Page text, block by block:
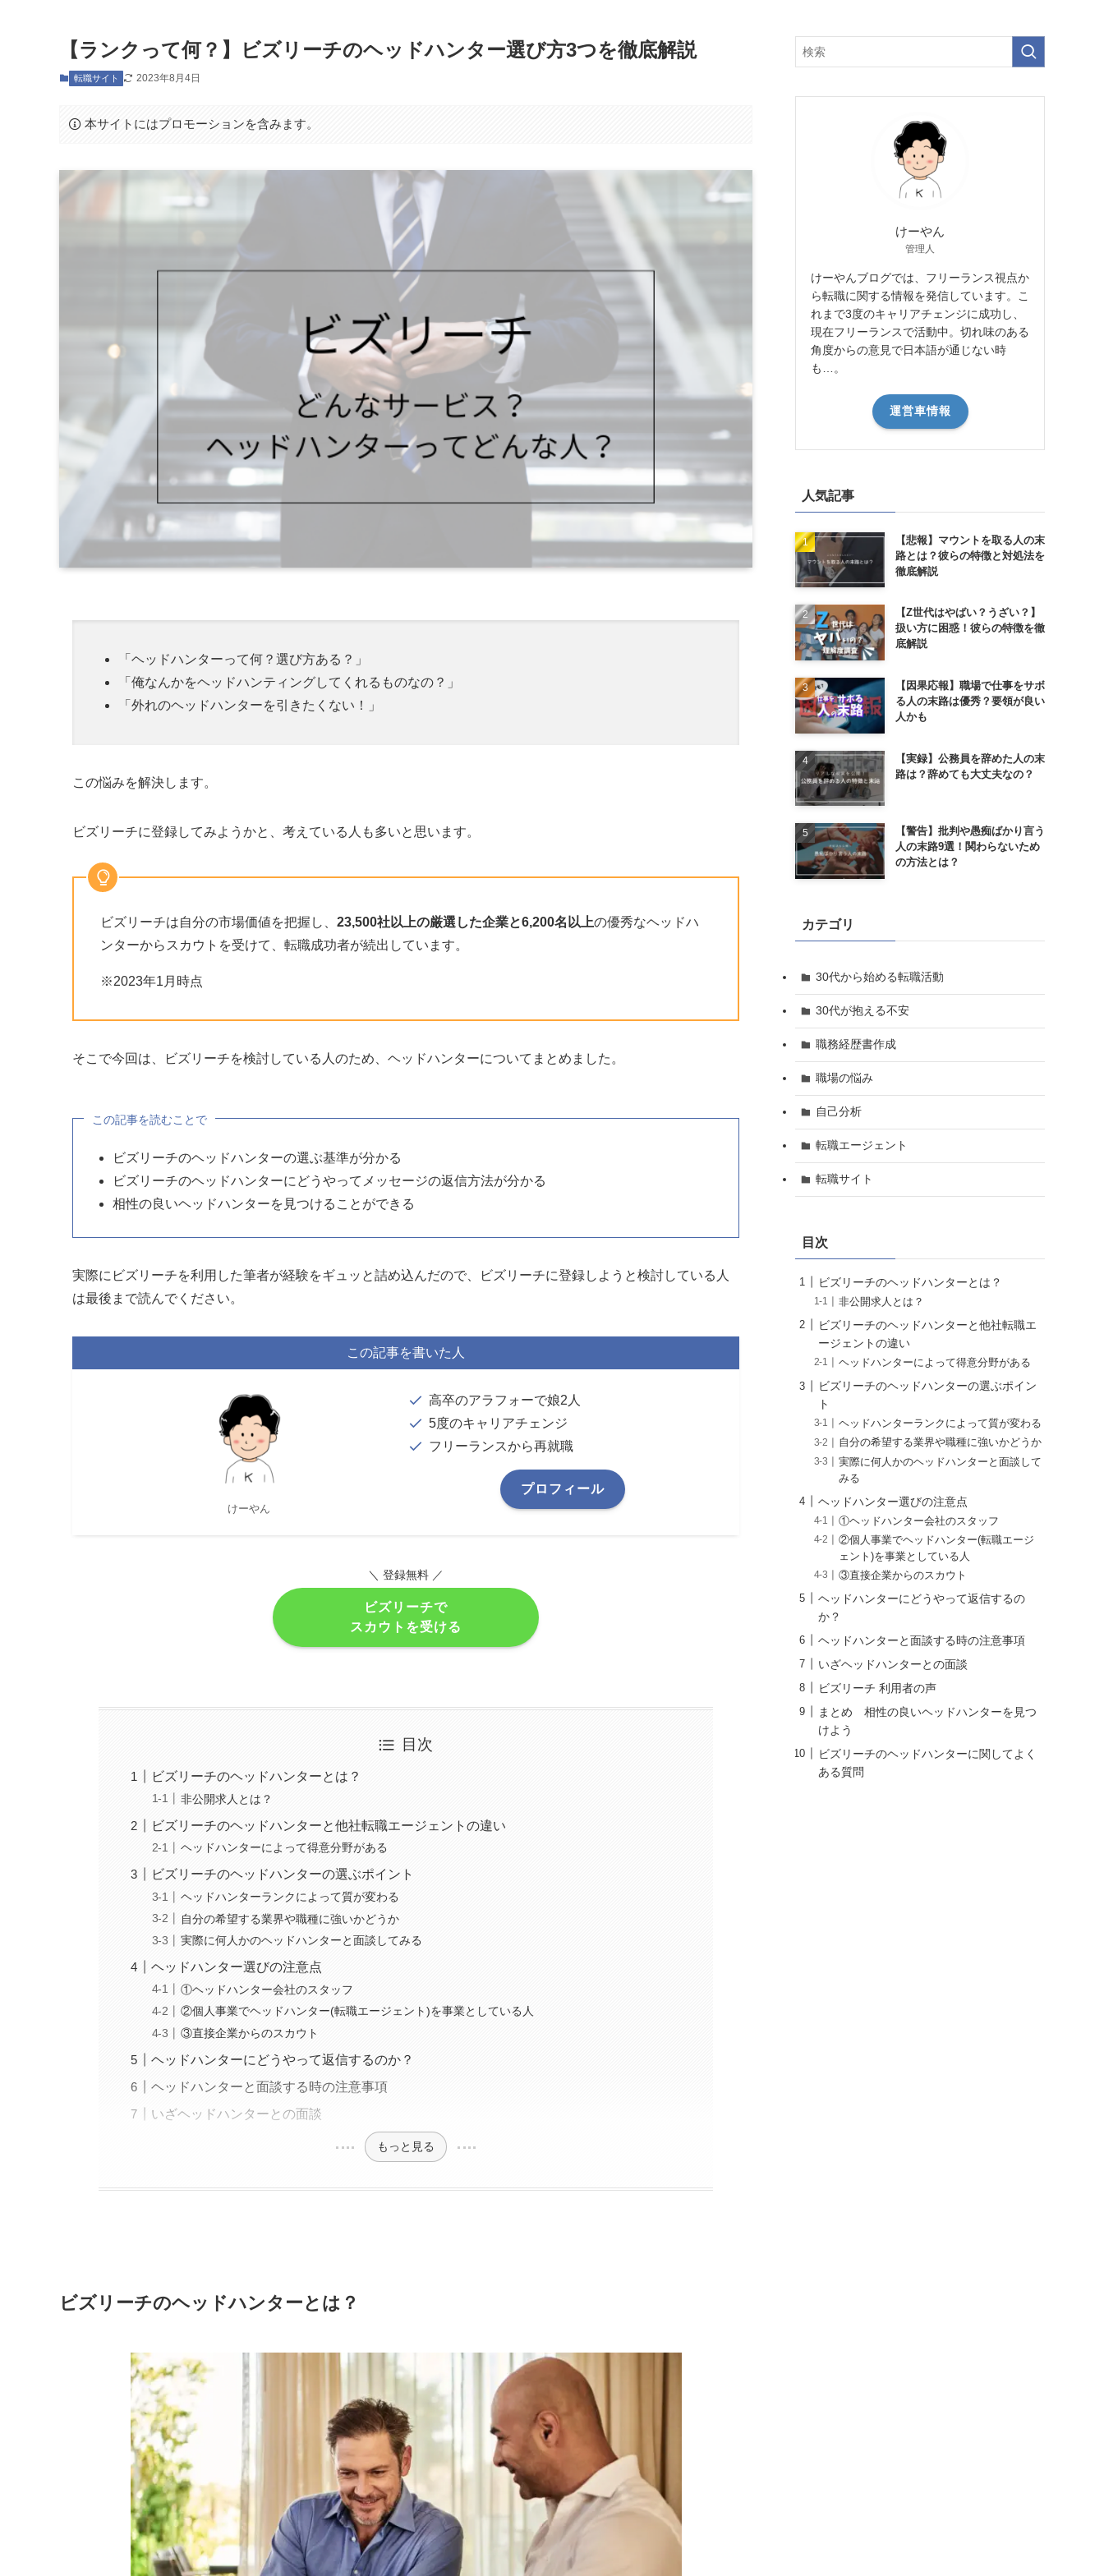
【ランクって何？】ビズリーチのヘッドハンター選び方3つを徹底解説
転職サイト 2023年8月4日
本サイトにはプロモーションを含みます。
「ヘッドハンターって何？選び方ある？」
「俺なんかをヘッドハンティングしてくれるものなの？」
「外れのヘッドハンターを引きたくない！」
この悩みを解決します。
ビズリーチに登録してみようかと、考えている人も多いと思います。
ビズリーチは自分の市場価値を把握し、 23,500社以上の厳選した企業と6,200名以上の優秀なヘッドハ
ンターからスカウトを受けて、転職成功者が続出しています。
※2023年1月時点
そこで今回は、ビズリーチを検討している人のため、ヘッドハンターについてまとめました。
この記事を読むことで
ビズリーチのヘッドハンターの選ぶ基準が分かる
ビズリーチのヘッドハンターにどうやってメッセージの返信方法が分かる
相性の良いヘッドハンターを見つけることができる
実際にビズリーチを利用した筆者が経験をギュッと詰め込んだので、ビズリーチに登録しようと検討している人
は最後まで読んでください。
この記事を書いた人
けーやん
高卒のアラフォーで娘2人
5度のキャリアチェンジ
フリーランスから再就職
プロフィール
＼ 登録無料 ／
ビズリーチで
スカウトを受ける
目次
ビズリーチのヘッドハンターとは？
非公開求人とは？
ビズリーチのヘッドハンターと他社転職エージェントの違い
ヘッドハンターによって得意分野がある
ビズリーチのヘッドハンターの選ぶポイント
ヘッドハンターランクによって質が変わる
自分の希望する業界や職種に強いかどうか
実際に何人かのヘッドハンターと面談してみる
ヘッドハンター選びの注意点
①ヘッドハンター会社のスタッフ
②個人事業でヘッドハンター(転職エージェント)を事業としている人
③直接企業からのスカウト
ヘッドハンターにどうやって返信するのか？
ヘッドハンターと面談する時の注意事項
いざヘッドハンターとの面談
もっと見る
ビズリーチのヘッドハンターとは？
けーやん
管理人
けーやんブログでは、フリーランス視点か
ら転職に関する情報を発信しています。こ
れまで3度のキャリアチェンジに成功し、
現在フリーランスで活動中。切れ味のある
角度からの意見で日本語が通じない時
も…。
運営車情報
人気記事
【悲報】マウントを取る人の末
路とは？彼らの特徴と対処法を
徹底解説
【Z世代はやばい？うざい？】
扱い方に困惑！彼らの特徴を徹
底解説
【因果応報】職場で仕事をサボ
る人の末路は優秀？要領が良い
人かも
【実録】公務員を辞めた人の末
路は？辞めても大丈夫なの？
【警告】批判や愚痴ばかり言う
人の末路9選！関わらないため
の方法とは？
カテゴリ
30代から始める転職活動
30代が抱える不安
職務経歴書作成
職場の悩み
自己分析
転職エージェント
転職サイト
目次
ビズリーチのヘッドハンターとは？
非公開求人とは？
ビズリーチのヘッドハンターと他社転職エ
ージェントの違い
ヘッドハンターによって得意分野がある
ビズリーチのヘッドハンターの選ぶポイン
ト
ヘッドハンターランクによって質が変わる
自分の希望する業界や職種に強いかどうか
実際に何人かのヘッドハンターと面談して
みる
ヘッドハンター選びの注意点
①ヘッドハンター会社のスタッフ
②個人事業でヘッドハンター(転職エージ
ェント)を事業としている人
③直接企業からのスカウト
ヘッドハンターにどうやって返信するの
か？
ヘッドハンターと面談する時の注意事項
いざヘッドハンターとの面談
ビズリーチ 利用者の声
まとめ 相性の良いヘッドハンターを見つ
けよう
ビズリーチのヘッドハンターに関してよく
ある質問